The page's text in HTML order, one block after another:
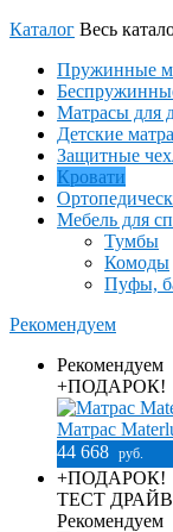
Каталог Весь
Пружинные
Матрасы для
Детские
Защитные
Кровати
Мебель для
Тумбы
Комоды
Пуфы,
Рекомендуем
Рекомендуем
+ПОДАРОК!
Матрас
44 668 руб.
+ПОДАРОК!
ТЕСТ ДРАЙВ
Рекомендуем